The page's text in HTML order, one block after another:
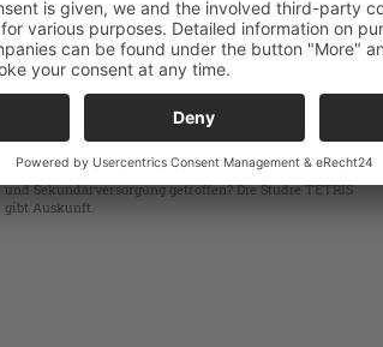
Chronisch-obstruktive
Lungenerkrankung
Gründe für die Dreifach-
Therapie-Initiierung
Schwere Verschlimmerungen einer chronisch-
obstruktiven Lungenerkrankung bergen ein hohes
werden Behandlungsentscheidungen in der Primär-
und Sekundärversorgung getroffen? Die Studie TETRIS
gibt Auskunft.